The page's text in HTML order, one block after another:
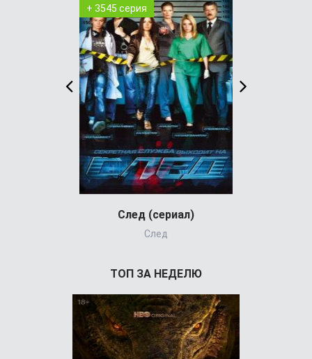
+ 3545 серия
След (сериал)
След
ТОП ЗА НЕДЕЛЮ